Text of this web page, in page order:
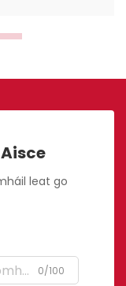
leat go
0/100